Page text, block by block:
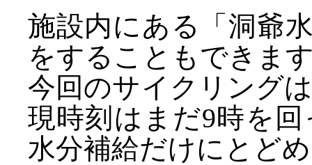
施設内にある「洞爺
をすることもできま
今回のサイクリング
現時刻はまだ9時を
水分補給だけにとど